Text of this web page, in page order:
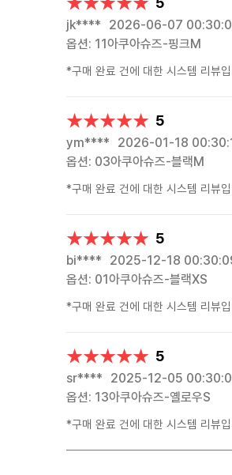
jk**** 2026-06-07
옵션: 11아쿠아슈즈-핑크M
*구매 완료 건에 대한 시스템 리뷰
★★★★★
★★★★★ 5
ym**** 2026-01-18
옵션: 03아쿠아슈즈-블랙M
*구매 완료 건에 대한 시스템 리뷰
★★★★★
★★★★★ 5
bi**** 2025-12-18
옵션: 01아쿠아슈즈-블랙XS
*구매 완료 건에 대한 시스템 리뷰
★★★★★
★★★★★ 5
sr**** 2025-12-05
옵션: 13아쿠아슈즈-옐로우S
*구매 완료 건에 대한 시스템 리뷰